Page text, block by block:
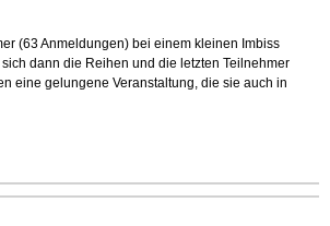
(63 Anmeldungen) bei einem kleinen Imbiss
dann die Reihen und die letzten Teilnehmer
eine gelungene Veranstaltung, die sie auch in